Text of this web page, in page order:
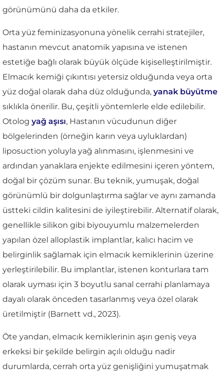
görünümünü daha da etkiler.
Orta yüz feminizasyonuna yönelik cerrahi stratejiler,
hastanın mevcut anatomik yapısına ve istenen
estetiğe bağlı olarak büyük ölçüde kişiselleştirilmiştir.
Elmacık kemiği çıkıntısı yetersiz olduğunda veya orta
yüz doğal olarak daha düz olduğunda, yanak büyütme
sıklıkla önerilir. Bu, çeşitli yöntemlerle elde edilebilir.
Otolog yağ aşısı, Hastanın vücudunun diğer
bölgelerinden (örneğin karın veya uyluklardan)
liposuction yoluyla yağ alınmasını, işlenmesini ve
ardından yanaklara enjekte edilmesini içeren yöntem,
doğal bir çözüm sunar. Bu teknik, yumuşak, doğal
görünümlü bir dolgunlaştırma sağlar ve aynı zamanda
üstteki cildin kalitesini de iyileştirebilir. Alternatif olarak,
genellikle silikon gibi biyouyumlu malzemelerden
yapılan özel alloplastik implantlar, kalıcı hacim ve
belirginlik sağlamak için elmacık kemiklerinin üzerine
yerleştirilebilir. Bu implantlar, istenen konturlara tam
olarak uyması için 3 boyutlu sanal cerrahi planlamaya
dayalı olarak önceden tasarlanmış veya özel olarak
üretilmiştir (Barnett vd., 2023).
Öte yandan, elmacık kemiklerinin aşırı geniş veya
erkeksi bir şekilde belirgin açılı olduğu nadir
durumlarda, cerrah orta yüz genişliğini yumuşatmak